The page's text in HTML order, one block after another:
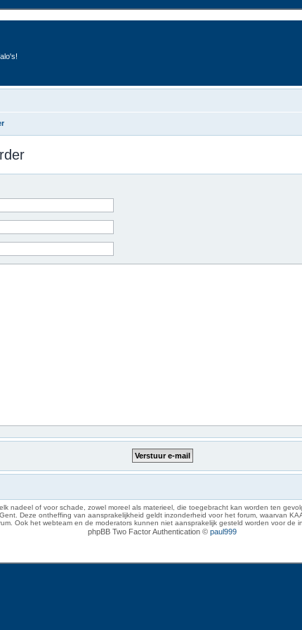
nadeel of voor schade, zowel moreel als materieel, die toegebracht kan worden ten
Deze ontheffing van aansprakelijkheid geldt inzonderheid voor het forum, waarvan
Ook het webteam en de moderators kunnen niet aansprakelijk gesteld worden voor de
phpBB Two Factor Authentication © paul999